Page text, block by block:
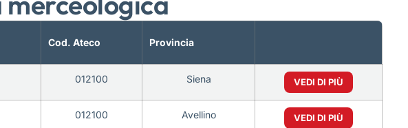
Cod. Ateco Provincia
012100 Siena VEDI DI PIÙ
012100 Avellino VEDI DI PIÙ